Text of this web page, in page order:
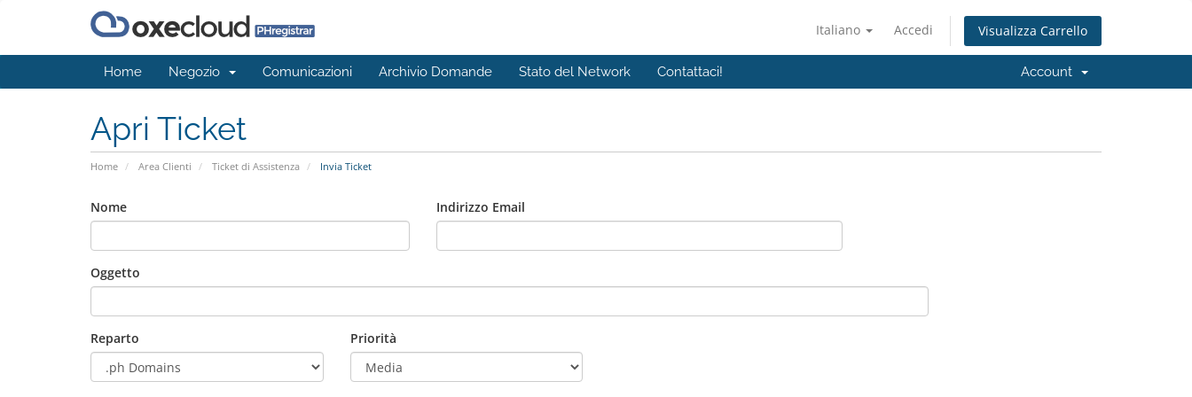
Italiano Accedi Visualizza Carrello
Home Negozio Comunicazioni Archivio Domande Stato del Network Contattaci! Account
Apri Ticket
Home Area Clienti Ticket di Assistenza Invia Ticket
Nome Indirizzo Email
Oggetto
Reparto Priorità